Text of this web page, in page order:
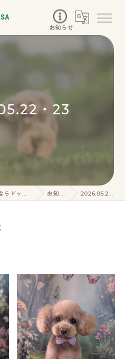
お知らせ
・23
福岡県宮若市のブリーダーならドッグハウスRASA お知らせ 2026.05.22・23